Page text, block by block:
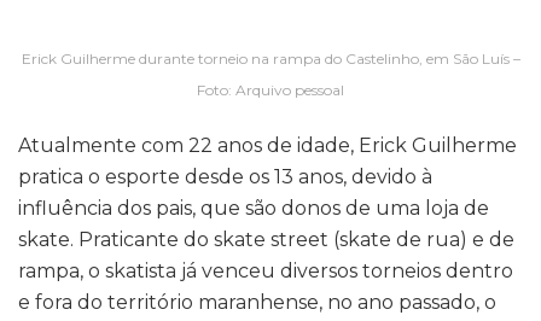
Erick Guilherme durante torneio na rampa do Castelinho, em São Luís –
Foto: Arquivo pessoal
Atualmente com 22 anos de idade, Erick Guilherme
pratica o esporte desde os 13 anos, devido à
influência dos pais, que são donos de uma loja de
skate. Praticante do skate street (skate de rua) e de
rampa, o skatista já venceu diversos torneios dentro
e fora do território maranhense, no ano passado, o